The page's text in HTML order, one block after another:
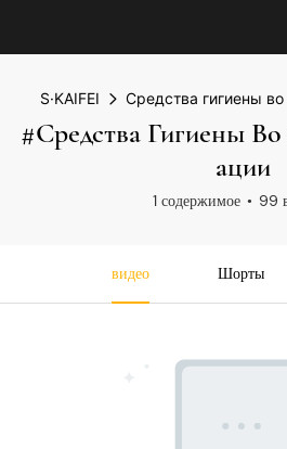
S·KAIFEI Средства гигиены
#Средства Гигиены
Ации
1 содержимое 99
видео Шорты